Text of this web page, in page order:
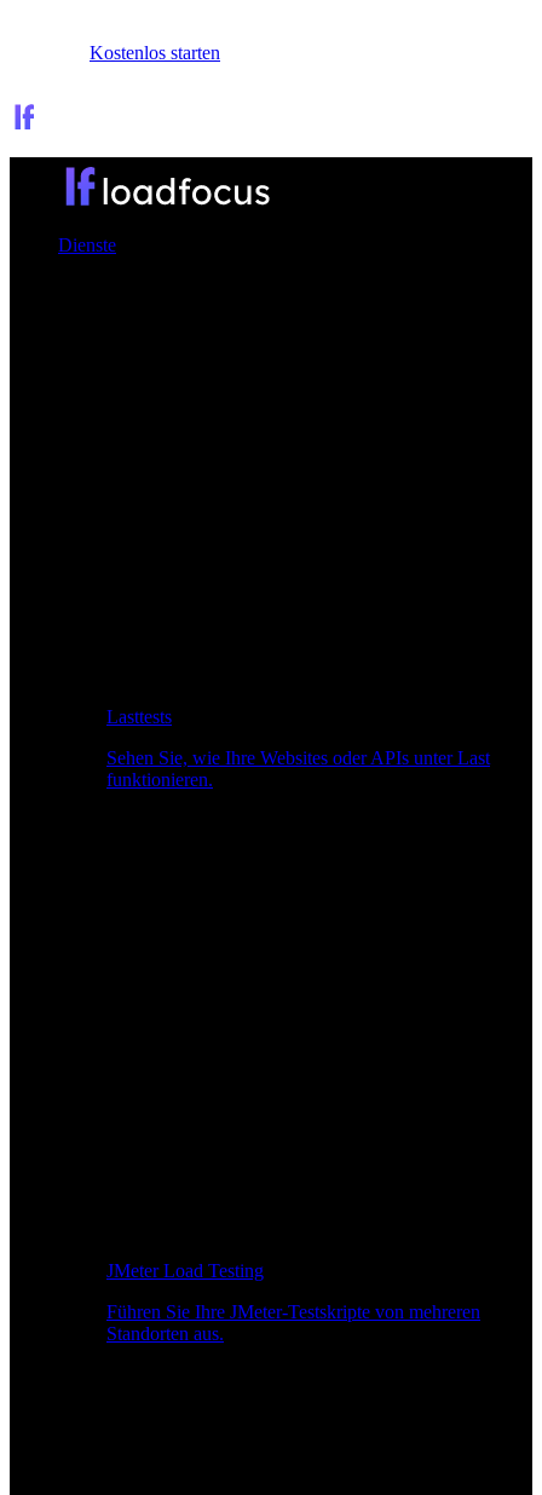
Kostenlos starten
Dienste
Lasttests
Sehen Sie, wie Ihre Websites oder APIs unter Last
funktionieren.
JMeter Load Testing
Führen Sie Ihre JMeter-Testskripte von mehreren
Standorten aus.